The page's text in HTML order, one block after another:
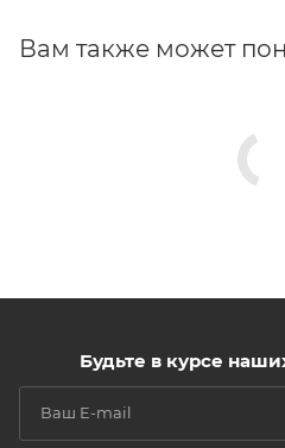
Вам также может
Будьте в курсе